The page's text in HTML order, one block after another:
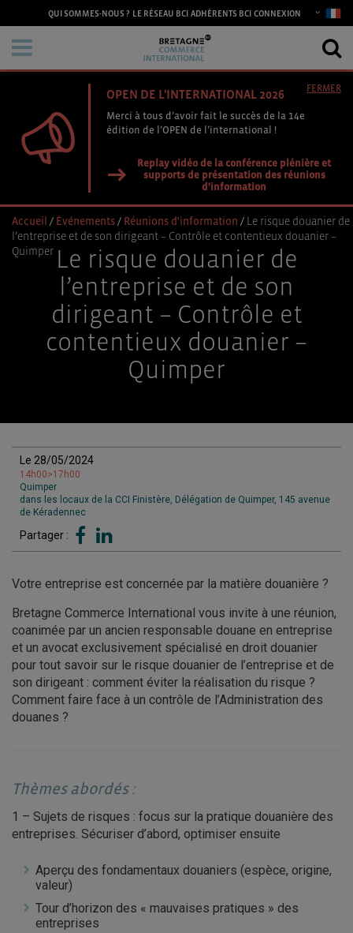
QUI SOMMES-NOUS ? LE RÉSEAU BCI ADHÉRENTS BCI CONNEXION
OPEN DE L'INTERNATIONAL 2026
Merci à tous d’avoir fait le succès de la 14e
édition de l’OPEN de l’international !
Replay vidéo de la conférence plénière et
supports de présentation des réunions
d'information
FERMER
Accueil / Événements/ Réunions d'information / Le risque douanier de
l’entreprise et de son dirigeant – Contrôle et contentieux douanier –
Quimper Le risque douanier de
l’entreprise et de son
dirigeant – Contrôle et
contentieux douanier –
Quimper
Le 28/05/2024
14h00>17h00
Quimper
dans les locaux de la CCI Finistère, Délégation de Quimper, 145 avenue
de Kéradennec
Partager :
Votre entreprise est concernée par la matière douanière ?
Bretagne Commerce International vous invite à une réunion,
coanimée par un ancien responsable douane en entreprise
et un avocat exclusivement spécialisé en droit douanier
pour tout savoir sur le risque douanier de l’entreprise et de
son dirigeant : comment éviter la réalisation du risque ?
Comment faire face à un contrôle de l’Administration des
douanes ?
Thèmes abordés :
1 – Sujets de risques : focus sur la pratique douanière des
entreprises. Sécuriser d’abord, optimiser ensuite
Aperçu des fondamentaux douaniers (espèce, origine,
valeur)
Tour d’horizon des « mauvaises pratiques » des
entreprises